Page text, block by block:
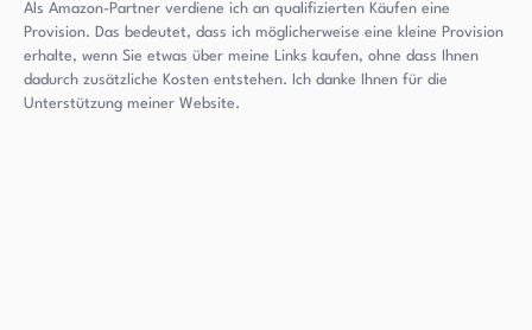
Als Amazon-Partner verdiene ich an qualifizierten Käufen eine
Provision. Das bedeutet, dass ich möglicherweise eine kleine Provision
erhalte, wenn Sie etwas über meine Links kaufen, ohne dass Ihnen
dadurch zusätzliche Kosten entstehen. Ich danke Ihnen für die
Unterstützung meiner Website.